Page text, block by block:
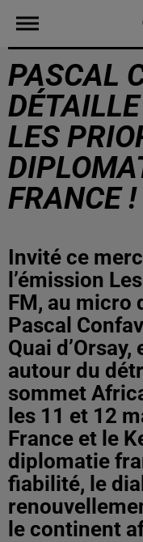
PASCAL
LES
FRANCE !
Invité ce
l’émission
FM, au micro
Pascal
Quai
autour du
sommet
les 11 et 12
France et le
diplomatie
fiabilité, le
le continent